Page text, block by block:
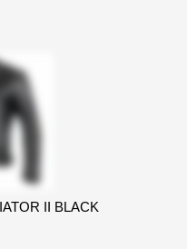
II BLACK